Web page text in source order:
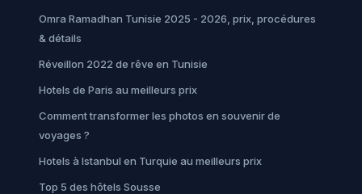
Omra Ramadhan Tunisie 2025 - 2026, prix, procédures
& détails
Réveillon 2022 de rêve en Tunisie
Hotels de Paris au meilleurs prix
Comment transformer les photos en souvenir de
voyages ?
Hotels à Istanbul en Turquie au meilleurs prix
Top 5 des hôtels Sousse